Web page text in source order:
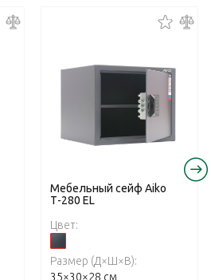
Мебельный сейф Aiko
Т-280 EL
Цвет:
Размер (Д×Ш×В):
35×30×28 см